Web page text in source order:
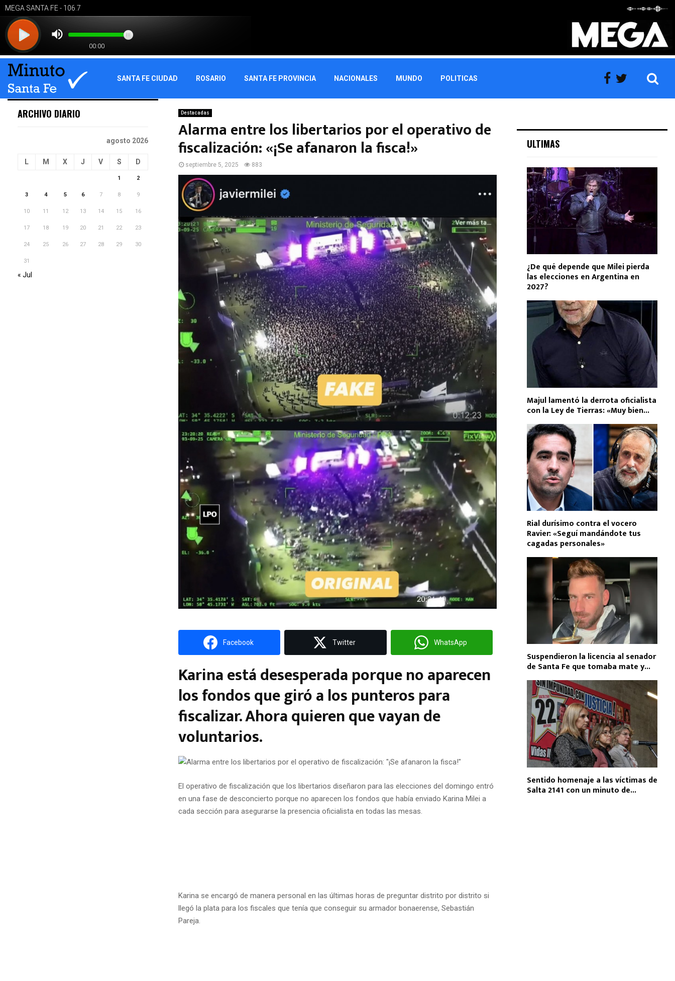
SANTA FE CIUDAD ROSARIO SANTA FE PROVINCIA NACIONALES MUNDO POLITICAS
Destacadas
Alarma entre los libertarios por el operativo de
fiscalización: «¡Se afanaron la fisca!»
septiembre 5, 2025 883
Facebook Twitter WhatsApp
Karina está desesperada porque no aparecen
los fondos que giró a los punteros para
fiscalizar. Ahora quieren que vayan de
voluntarios.
El operativo de fiscalización que los libertarios diseñaron para las elecciones del domingo entró
en una fase de desconcierto porque no aparecen los fondos que había enviado Karina Milei a
cada sección para asegurarse la presencia oficialista en todas las mesas.
Karina se encargó de manera personal en las últimas horas de preguntar distrito por distrito si
llegó la plata para los fiscales que tenía que conseguir su armador bonaerense, Sebastián
Pareja.
ARCHIVO DIARIO
agosto 2026
L M X J V S D
1 2
3 4 5 6 7 8 9
10 11 12 13 14 15 16
17 18 19 20 21 22 23
24 25 26 27 28 29 30
31
« Jul
ULTIMAS
¿De qué depende que Milei pierda
las elecciones en Argentina en
2027?
Majul lamentó la derrota oficialista
con la Ley de Tierras: «Muy bien...
Rial durísimo contra el vocero
Ravier: «Seguí mandándote tus
cagadas personales»
Suspendieron la licencia al senador
de Santa Fe que tomaba mate y...
Sentido homenaje a las víctimas de
Salta 2141 con un minuto de...